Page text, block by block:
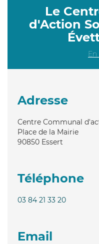
Le
d'Action
En
Adresse
Centre Communal
Place de la Mairie
90850 Essert
Téléphone
03 84 21 33 20
Email